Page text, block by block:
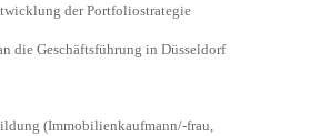
der Portfoliostrategie
Geschäftsführung in Düsseldorf
(Immobilienkaufmann/-frau,